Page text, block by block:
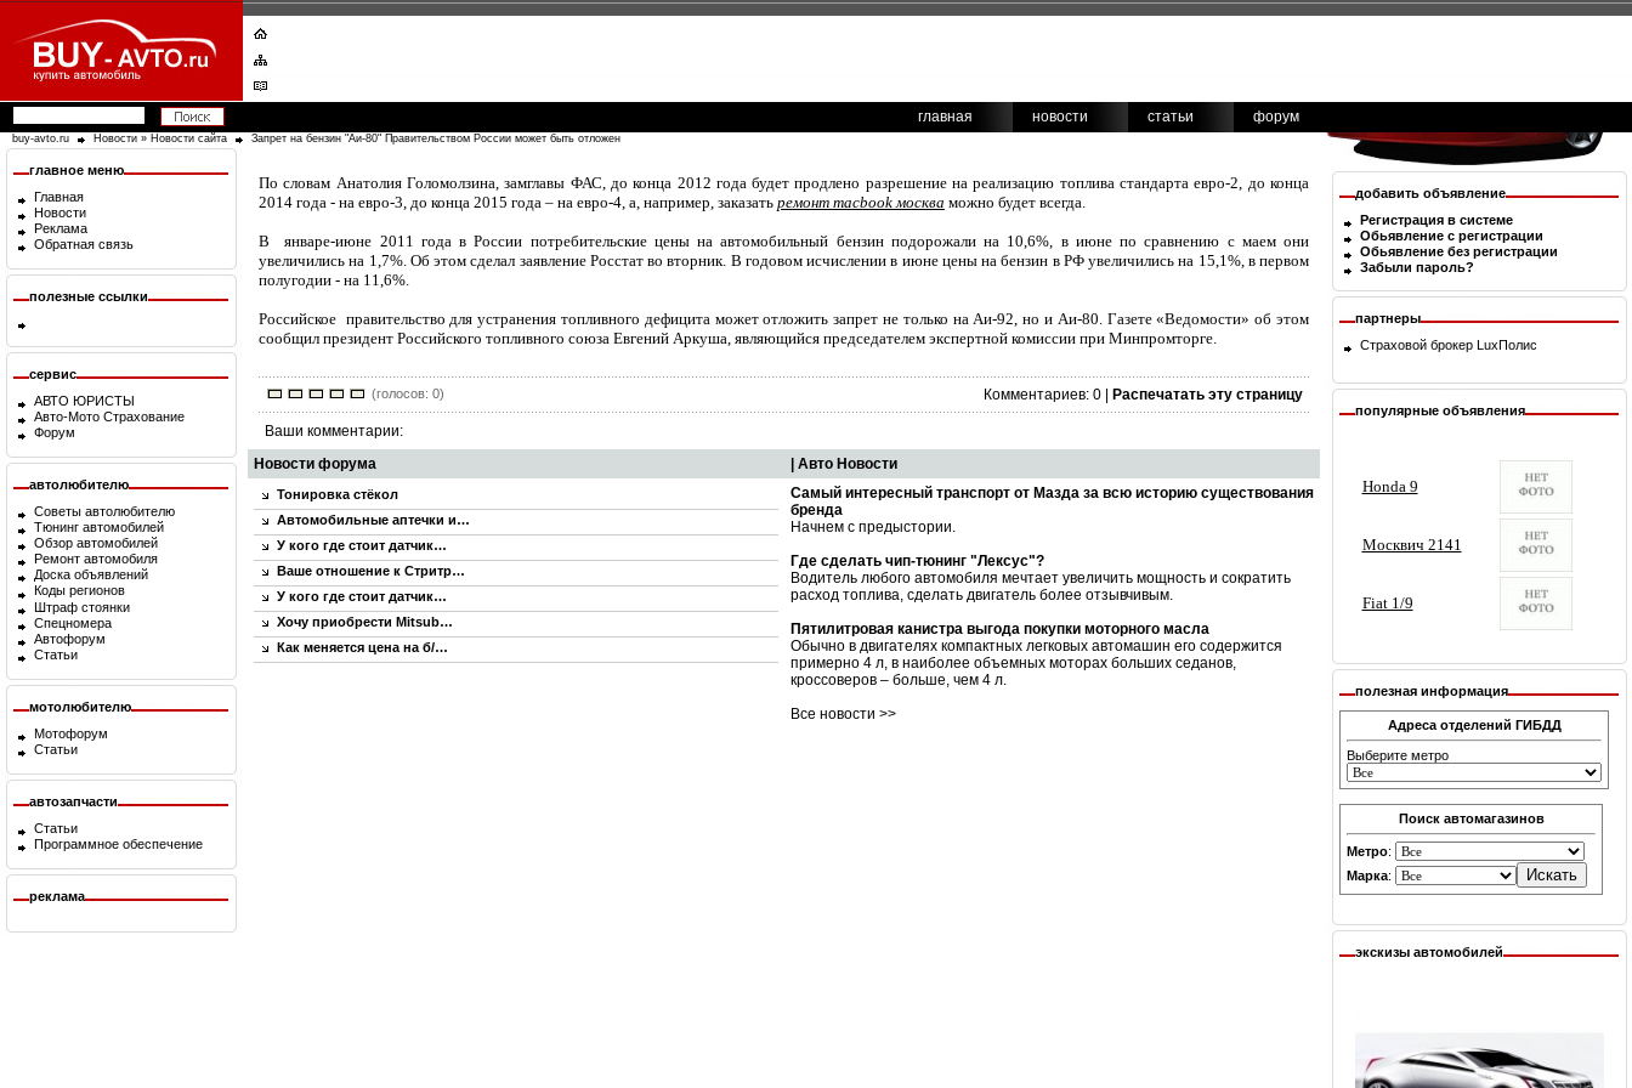
главная новости статьи форум
buy-avto.ru Новости » Новости сайта Запрет на бензин "Аи-80" Правительством России может быть отложен
главное меню
Главная
Новости
Реклама
Обратная связь
полезные ссылки
сервис
АВТО ЮРИСТЫ
Авто-Мото Страхование
Форум
автолюбителю
Советы автолюбителю
Тюнинг автомобилей
Обзор автомобилей
Ремонт автомобиля
Доска объявлений
Коды регионов
Штраф стоянки
Спецномера
Автофорум
Статьи
мотолюбителю
Мотофорум
Статьи
автозапчасти
Статьи
Программное обеспечение
реклама
По словам Анатолия Голомолзина, замглавы ФАС, до конца 2012 года будет продлено разрешение на реализацию топлива стандарта евро-2, до конца
2014 года - на евро-3, до конца 2015 года – на евро-4, а, например, заказать ремонт macbook москва можно будет всегда.
В январе-июне 2011 года в России потребительские цены на автомобильный бензин подорожали на 10,6%, в июне по сравнению с маем они
увеличились на 1,7%. Об этом сделал заявление Росстат во вторник. В годовом исчислении в июне цены на бензин в РФ увеличились на 15,1%, в первом
полугодии - на 11,6%.
Российское правительство для устранения топливного дефицита может отложить запрет не только на Аи-92, но и Аи-80. Газете «Ведомости» об этом
сообщил президент Российского топливного союза Евгений Аркуша, являющийся председателем экспертной комиссии при Минпромторге.
(голосов: 0) Комментариев: 0 | Распечатать эту страницу
Ваши комментарии:
Новости форума
| Авто Новости
Тонировка стёкол
Автомобильные аптечки и…
У кого где стоит датчик…
Ваше отношение к Стритр…
У кого где стоит датчик…
Хочу приобрести Mitsub…
Как меняется цена на б/…
Самый интересный транспорт от Мазда за всю историю существования
бренда
Начнем с предыстории.
Где сделать чип-тюнинг "Лексус"?
Водитель любого автомобиля мечтает увеличить мощность и сократить
расход топлива, сделать двигатель более отзывчивым.
Пятилитровая канистра выгода покупки моторного масла
Обычно в двигателях компактных легковых автомашин его содержится
примерно 4 л, в наиболее объемных моторах больших седанов,
кроссоверов – больше, чем 4 л.
Все новости >>
добавить объявление
Регистрация в системе
Обьявление с регистрации
Обьявление без регистрации
Забыли пароль?
партнеры
Страховой брокер LuxПолис
популярные объявления
полезная информация
Адреса отделений ГИБДД
Выберите метро
Поиск автомагазинов
Метро:
Марка:
экскизы автомобилей